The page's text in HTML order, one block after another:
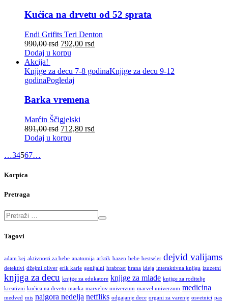
Kućica na drvetu od 52 sprata
Endi Grifits Teri Denton
990,00rsd 792,00 rsd
Dodaj u korpu
Akcija!
Knjige za decu 7-8 godinaKnjige za decu 9-12
godinaPogledaj
Barka vremena
Marćin Ščigjelski
891,00rsd 712,80 rsd
Dodaj u korpu
…34567…
Korpica
Pretraga
Tagovi
adam kej aktivnosti za bebe anatomija arktik bazen bebe bestseler dejvid valijams
detektivi džejmi oliver erik karle genijalni hrabrost hrana ideja interaktivna knjiga izuzetni
knjiga za decu knjige za edukatore knjige za mlade knjige za roditelje
kreativni kućica na drvetu macka marvelov univerzum marvel univerzum medicina
medved mis najgora nedelja netfliks odgajanje dece organi za varenje osvetnici pas